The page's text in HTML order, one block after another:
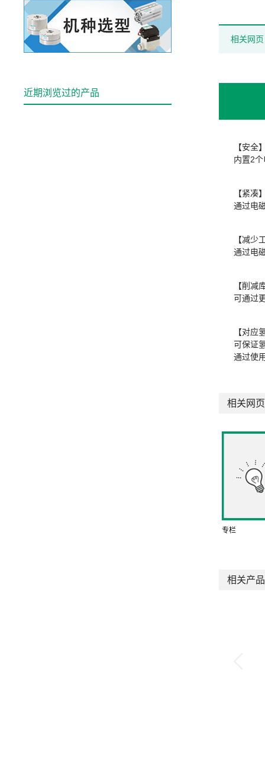
相关网页
【安全
内置2
【紧凑
通过电
【减少
通过电
【削减
可通过
【对应
可保证
通过使
相关网页
专栏
相关产品
近期浏览过的产品